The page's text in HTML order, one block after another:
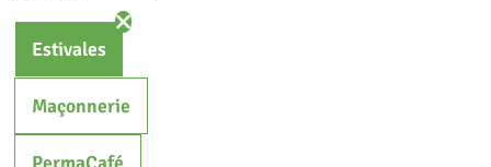
Estivales
Maçonnerie